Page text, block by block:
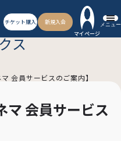
チケット購入
新規入会
マイページ
メニュー
ス
会員サービスのご案内】
マ 会員サービス